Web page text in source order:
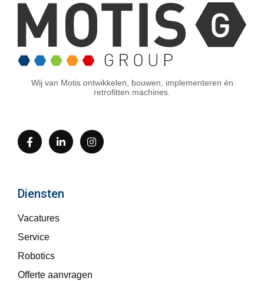
Wij van Motis ontwikkelen, bouwen, implementeren én
retrofitten machines.
Diensten
Vacatures
Service
Robotics
Offerte aanvragen